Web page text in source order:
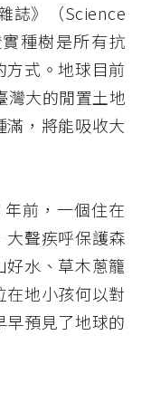
誌》（Science
種樹是所有抗
式。地球目前
灣大的閒置土地
，將能吸收大
前，一個住在
大聲疾呼保護森
水、草木蔥籠
地小孩何以對
預見了地球的